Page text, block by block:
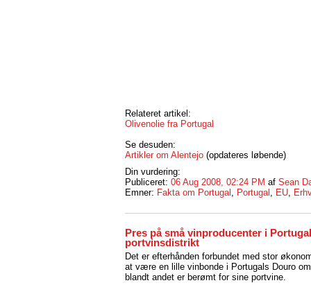
Relateret artikel:
Olivenolie fra Portugal
Se desuden:
Artikler om Alentejo (opdateres løbende)
Din vurdering:
Publiceret: 06 Aug 2008, 02:24 PM af Sean
Emner: Fakta om Portugal Portugal EU
Pres på små vinproducenter i
portvinsdistrikt
Det er efterhånden forbundet med stor
at være en lille vinbonde i Portugals Douro
blandt andet er berømt for sine portvine.